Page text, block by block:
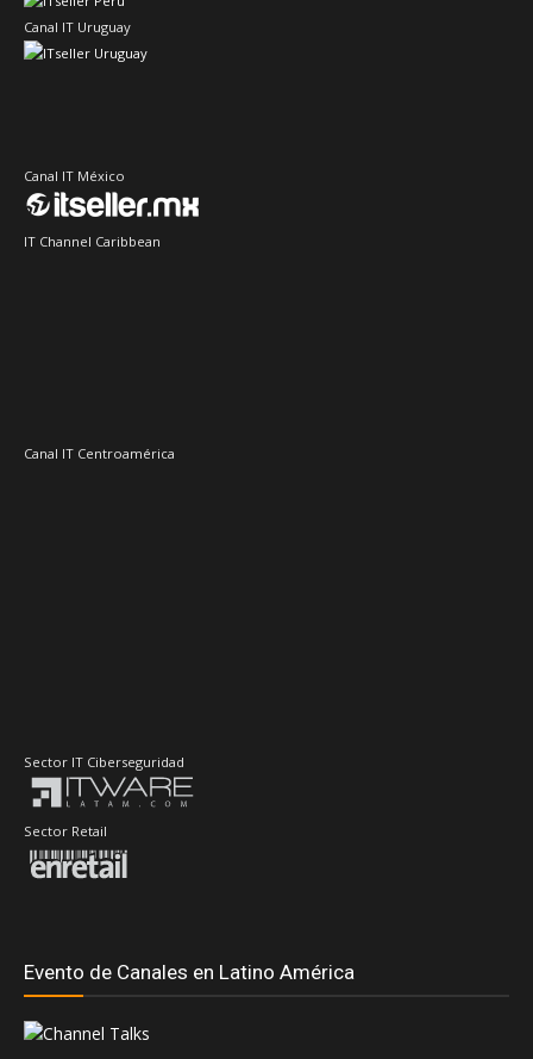
Canal IT Uruguay
Canal IT México
IT Channel Caribbean
Canal IT Centroamérica
Sector IT Ciberseguridad
Sector Retail
Evento de Canales en Latino América